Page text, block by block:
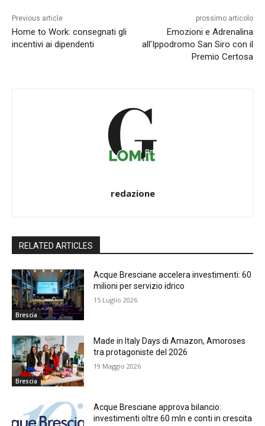
Previous article
Home to Work: consegnati gli
incentivi ai dipendenti
prossimo articolo
Emozioni e Adrenalina
all’Ippodromo San Siro con il
Premio Certosa
redazione
RELATED ARTICLES
Brescia
Acque Bresciane accelera investimenti: 60
milioni per servizio idrico
15 Luglio 2026
Brescia
Made in Italy Days di Amazon, Amoroses
tra protagoniste del 2026
19 Maggio 2026
Acque Bresciane approva bilancio:
investimenti oltre 60 mln e conti in crescita